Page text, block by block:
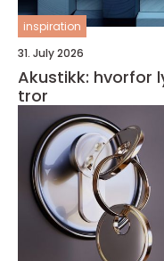
inspiration
31. July 2026
Akustikk: hvorfor
tror